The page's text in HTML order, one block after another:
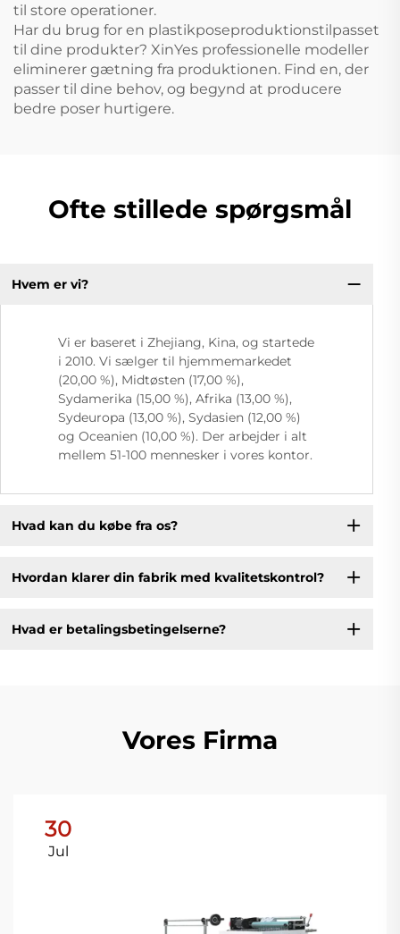
til store operationer.
Har du brug for en plastikposeproduktionstilpasset
til dine produkter? XinYes professionelle modeller
eliminerer gætning fra produktionen. Find en, der
passer til dine behov, og begynd at producere
bedre poser hurtigere.
Ofte stillede spørgsmål
Hvem er vi?
Vi er baseret i Zhejiang, Kina, og startede
i 2010. Vi sælger til hjemmemarkedet
(20,00 %), Midtøsten (17,00 %),
Sydamerika (15,00 %), Afrika (13,00 %),
Sydeuropa (13,00 %), Sydasien (12,00 %)
og Oceanien (10,00 %). Der arbejder i alt
mellem 51-100 mennesker i vores kontor.
Hvad kan du købe fra os?
Hvordan klarer din fabrik med kvalitetskontrol?
Hvad er betalingsbetingelserne?
Vores Firma
30
Jul